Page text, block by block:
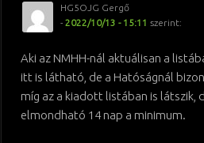
HG5OJG Gergő
- 2022/10/13 - 15:11 szerint:
Aki az NMHH-nál aktuálisan a
itt is látható, de a Hatóságnál
míg az a kiadott listában is látszik,
elmondható 14 nap a minimum.